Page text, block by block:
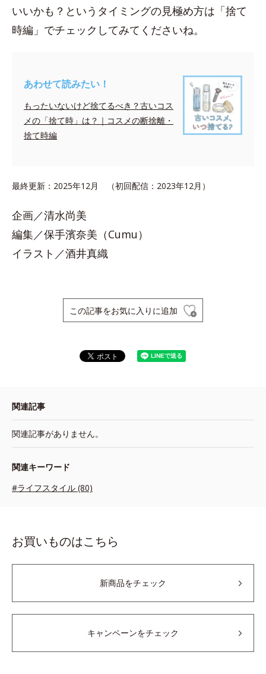
いいかも？というタイミングの見極め方は「捨て
時編」でチェックしてみてくださいね。
あわせて読みたい！
もったいないけど捨てるべき？古いコス
メの「捨て時」は？｜コスメの断捨離・
捨て時編
最終更新：2025年12月 （初回配信：2023年12月）
企画／清水尚美
編集／保手濱奈美（Cumu）
イラスト／酒井真織
この記事をお気に入りに追加
関連記事
関連記事がありません。
関連キーワード
#ライフスタイル (80)
お買いものはこちら
新商品をチェック
キャンペーンをチェック